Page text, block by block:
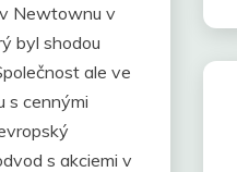
Newtownu v
byl shodou
ale ve
s cennými
evropský
s akciemi v